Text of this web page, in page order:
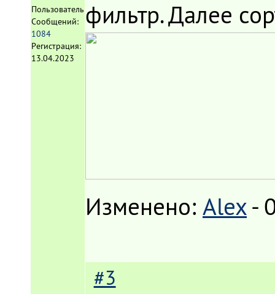
Пользователь
Сообщений:
1084
Регистрация:
13.04.2023
фильтр. Далее
Изменено: Alex-
#3